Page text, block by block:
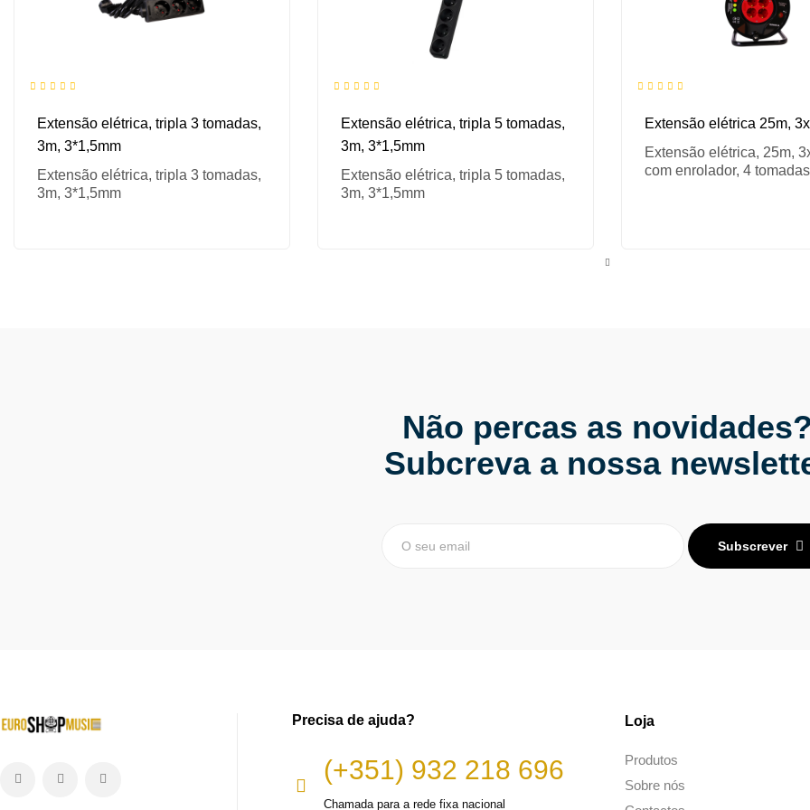
Extensão elétrica, tripla 3 tomadas,
3m, 3*1,5mm
Extensão elétrica, tripla 3 tomadas,
3m, 3*1,5mm
Extensão elétrica, tripla 5 tomadas,
3m, 3*1,5mm
Extensão elétrica, tripla 5 tomadas,
3m, 3*1,5mm
Extensão elétrica 25m,
Extensão elétrica, 25m,
com enrolador, 4 tomadas
Não percas as novidades?
Subcreva a nossa
Subscrever
Precisa de ajuda?
(+351) 932 218 696
Chamada para a rede fixa nacional
Loja
Produtos
Sobre nós